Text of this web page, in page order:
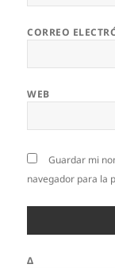
CORREO
WEB
Guardar mi
navegador para la
Δ